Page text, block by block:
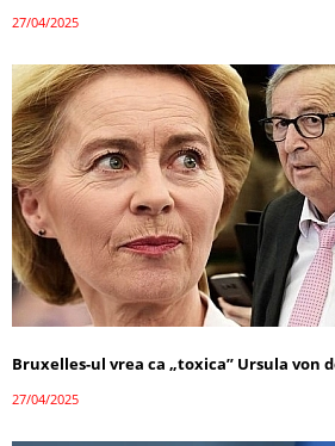
27/04/2025
Bruxelles-ul vrea ca „toxica” Ursula von
27/04/2025